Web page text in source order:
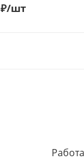
₽/шт